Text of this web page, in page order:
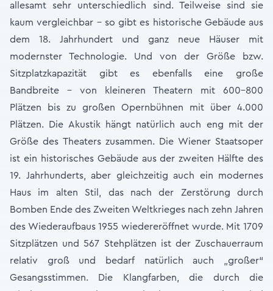
allesamt sehr unterschiedlich sind. Teilweise sind sie
kaum vergleichbar – so gibt es historische Gebäude aus
dem 18. Jahrhundert und ganz neue Häuser mit
modernster Technologie. Und von der Größe bzw.
Sitzplatzkapazität gibt es ebenfalls eine große
Bandbreite – von kleineren Theatern mit 600-800
Plätzen bis zu großen Opernbühnen mit über 4.000
Plätzen. Die Akustik hängt natürlich auch eng mit der
Größe des Theaters zusammen. Die Wiener Staatsoper
ist ein historisches Gebäude aus der zweiten Hälfte des
19. Jahrhunderts, aber gleichzeitig auch ein modernes
Haus im alten Stil, das nach der Zerstörung durch
Bomben Ende des Zweiten Weltkrieges nach zehn Jahren
des Wiederaufbaus 1955 wiedereröffnet wurde. Mit 1709
Sitzplätzen und 567 Stehplätzen ist der Zuschauerraum
relativ groß und bedarf natürlich auch „großer“
Gesangsstimmen. Die Klangfarben, die durch die